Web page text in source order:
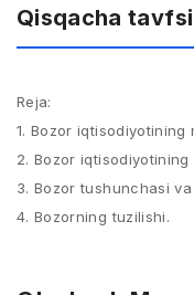
Qisqacha
Reja:
1. Bozor
2. Bozor
3. Bozor tushunchasi
4. Bozorning tuzilishi.